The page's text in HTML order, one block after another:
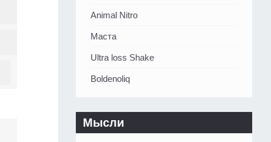
Animal Nitro
Маста
Ultra loss Shake
Boldenoliq
Мысли